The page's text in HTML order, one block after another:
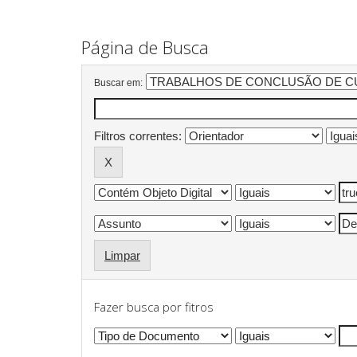
Página de Busca
Buscar em:
Filtros correntes:
Limpar
Fazer busca por fitros